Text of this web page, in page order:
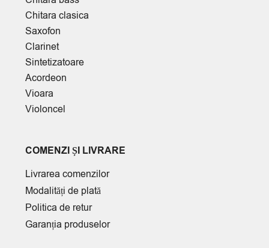
Chitara clasica
Saxofon
Clarinet
Sintetizatoare
Acordeon
Vioara
Violoncel
COMENZI ȘI LIVRARE
Livrarea comenzilor
Modalități de plată
Politica de retur
Garanția produselor